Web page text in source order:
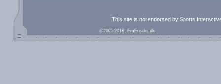
This site is not endorsed by Sports
©2005-2018, FmFreaks.dk